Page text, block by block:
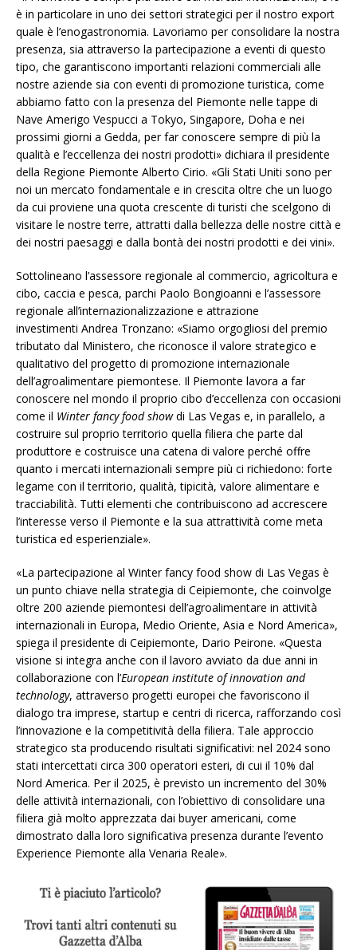
è in particolare in uno dei settori strategici per il nostro export
quale è l’enogastronomia. Lavoriamo per consolidare la nostra
presenza, sia attraverso la partecipazione a eventi di questo
tipo, che garantiscono importanti relazioni commerciali alle
nostre aziende sia con eventi di promozione turistica, come
abbiamo fatto con la presenza del Piemonte nelle tappe di
Nave Amerigo Vespucci a Tokyo, Singapore, Doha e nei
prossimi giorni a Gedda, per far conoscere sempre di più la
qualità e l’eccellenza dei nostri prodotti» dichiara il presidente
della Regione Piemonte Alberto Cirio. «Gli Stati Uniti sono per
noi un mercato fondamentale e in crescita oltre che un luogo
da cui proviene una quota crescente di turisti che scelgono di
visitare le nostre terre, attratti dalla bellezza delle nostre città e
dei nostri paesaggi e dalla bontà dei nostri prodotti e dei vini».
Sottolineano l’assessore regionale al commercio, agricoltura e
cibo, caccia e pesca, parchi Paolo Bongioanni e l’assessore
regionale all’internazionalizzazione e attrazione
investimenti Andrea Tronzano: «Siamo orgogliosi del premio
tributato dal Ministero, che riconosce il valore strategico e
qualitativo del progetto di promozione internazionale
dell’agroalimentare piemontese. Il Piemonte lavora a far
conoscere nel mondo il proprio cibo d’eccellenza con occasioni
come il Winter fancy food showdi Las Vegas e, in parallelo, a
costruire sul proprio territorio quella filiera che parte dal
produttore e costruisce una catena di valore perché offre
quanto i mercati internazionali sempre più ci richiedono: forte
legame con il territorio, qualità, tipicità, valore alimentare e
tracciabilità. Tutti elementi che contribuiscono ad accrescere
l’interesse verso il Piemonte e la sua attrattività come meta
turistica ed esperienziale».
«La partecipazione al Winter fancy food show di Las Vegas è
un punto chiave nella strategia di Ceipiemonte, che coinvolge
oltre 200 aziende piemontesi dell’agroalimentare in attività
internazionali in Europa, Medio Oriente, Asia e Nord America»,
spiega il presidente di Ceipiemonte, Dario Peirone. «Questa
visione si integra anche con il lavoro avviato da due anni in
collaborazione con l’European institute of innovation and
technology, attraverso progetti europei che favoriscono il
dialogo tra imprese, startup e centri di ricerca, rafforzando così
l’innovazione e la competitività della filiera. Tale approccio
strategico sta producendo risultati significativi: nel 2024 sono
stati intercettati circa 300 operatori esteri, di cui il 10% dal
Nord America. Per il 2025, è previsto un incremento del 30%
delle attività internazionali, con l’obiettivo di consolidare una
filiera già molto apprezzata dai buyer americani, come
dimostrato dalla loro significativa presenza durante l’evento
Experience Piemonte alla Venaria Reale».